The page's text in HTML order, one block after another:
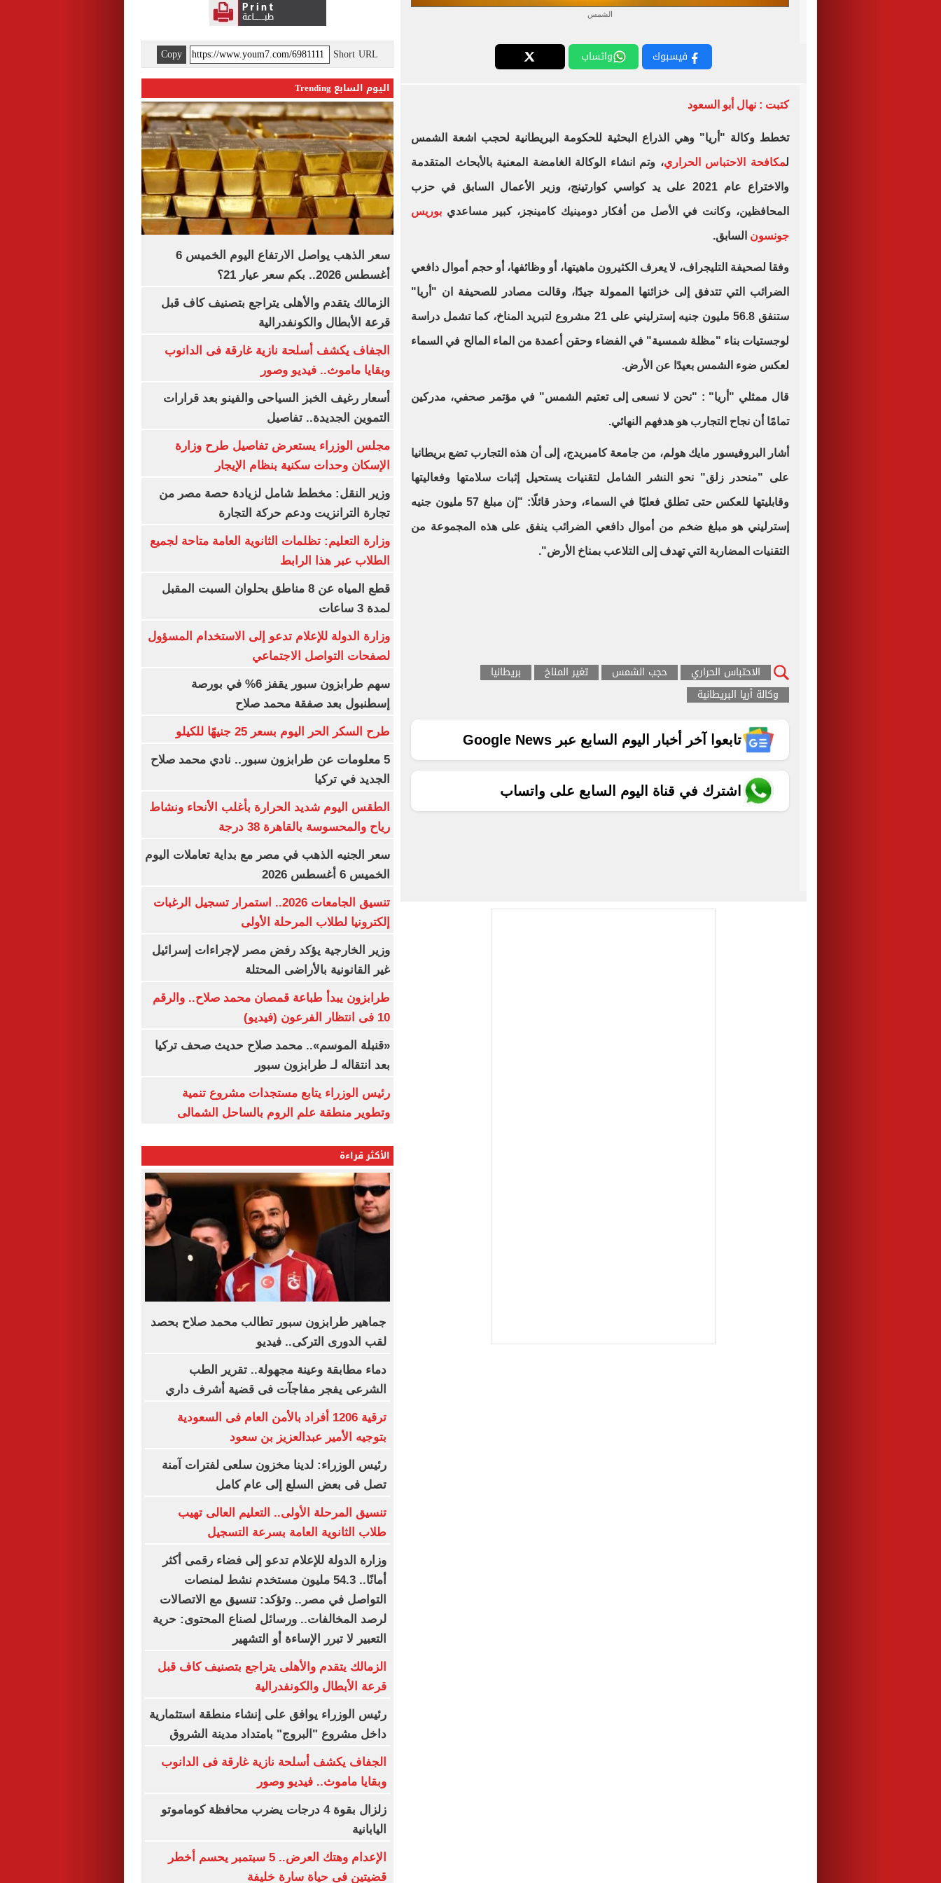
الشمس
فيسبوك واتساب
كتبت : نهال أبو السعود
تخطط وكالة "أريا" وهي الذراع البحثية للحكومة البريطانية لحجب اشعة الشمس
لمكافحة الاحتباس الحراري، وتم انشاء الوكالة الغامضة المعنية بالأبحاث المتقدمة
والاختراع عام 2021 على يد كواسي كوارتينج، وزير الأعمال السابق في حزب
المحافظين، وكانت في الأصل من أفكار دومينيك كامينجز، كبير مساعدي بوريس
جونسون السابق.
وفقا لصحيفة التليجراف، لا يعرف الكثيرون ماهيتها، أو وظائفها، أو حجم أموال دافعي
الضرائب التي تتدفق إلى خزائنها الممولة جيدًا، وقالت مصادر للصحيفة ان "أريا"
ستنفق 56.8 مليون جنيه إسترليني على 21 مشروع لتبريد المناخ، كما تشمل دراسة
لوجستيات بناء "مظلة شمسية" في الفضاء وحقن أعمدة من الماء المالح في السماء
لعكس ضوء الشمس بعيدًا عن الأرض.
قال ممثلي "أريا" : "نحن لا نسعى إلى تعتيم الشمس" في مؤتمر صحفي، مدركين
تمامًا أن نجاح التجارب هو هدفهم النهائي.
أشار البروفيسور مايك هولم، من جامعة كامبريدج، إلى أن هذه التجارب تضع بريطانيا
على "منحدر زلق" نحو النشر الشامل لتقنيات يستحيل إثبات سلامتها وفعاليتها
وقابليتها للعكس حتى تطلق فعليًا في السماء، وحذر قائلًا: "إن مبلغ 57 مليون جنيه
إسترليني هو مبلغ ضخم من أموال دافعي الضرائب ينفق على هذه المجموعة من
التقنيات المضاربة التي تهدف إلى التلاعب بمناخ الأرض".
الاحتباس الحراري حجب الشمس تغير المناخ
بريطانيا
وكالة أريا البريطانية
تابعوا آخر أخبار اليوم السابع عبر Google News
اشترك في قناة اليوم السابع على واتساب
Short URL
Copy
اليوم السابع Trending
سعر الذهب يواصل الارتفاع اليوم الخميس 6
أغسطس 2026.. بكم سعر عيار 21؟
الزمالك يتقدم والأهلى يتراجع بتصنيف كاف قبل
قرعة الأبطال والكونفدرالية
الجفاف يكشف أسلحة نازية غارقة فى الدانوب
وبقايا ماموث.. فيديو وصور
أسعار رغيف الخبز السياحى والفينو بعد قرارات
التموين الجديدة.. تفاصيل
مجلس الوزراء يستعرض تفاصيل طرح وزارة
الإسكان وحدات سكنية بنظام الإيجار
وزير النقل: مخطط شامل لزيادة حصة مصر من
تجارة الترانزيت ودعم حركة التجارة
وزارة التعليم: تظلمات الثانوية العامة متاحة لجميع
الطلاب عبر هذا الرابط
قطع المياه عن 8 مناطق بحلوان السبت المقبل
لمدة 3 ساعات
وزارة الدولة للإعلام تدعو إلى الاستخدام المسؤول
لصفحات التواصل الاجتماعي
سهم طرابزون سبور يقفز 6% في بورصة
إسطنبول بعد صفقة محمد صلاح
طرح السكر الحر اليوم بسعر 25 جنيهًا للكيلو
5 معلومات عن طرابزون سبور.. نادي محمد صلاح
الجديد في تركيا
الطقس اليوم شديد الحرارة بأغلب الأنحاء ونشاط
رياح والمحسوسة بالقاهرة 38 درجة
سعر الجنيه الذهب في مصر مع بداية تعاملات اليوم
الخميس 6 أغسطس 2026
تنسيق الجامعات 2026.. استمرار تسجيل الرغبات
إلكترونيا لطلاب المرحلة الأولى
وزير الخارجية يؤكد رفض مصر لإجراءات إسرائيل
غير القانونية بالأراضى المحتلة
طرابزون يبدأ طباعة قمصان محمد صلاح.. والرقم
10 فى انتظار الفرعون (فيديو)
«قنبلة الموسم».. محمد صلاح حديث صحف تركيا
بعد انتقاله لـ طرابزون سبور
رئيس الوزراء يتابع مستجدات مشروع تنمية
وتطوير منطقة علم الروم بالساحل الشمالى
الأكثر قراءة
جماهير طرابزون سبور تطالب محمد صلاح بحصد
لقب الدورى التركى.. فيديو
دماء مطابقة وعينة مجهولة.. تقرير الطب
الشرعى يفجر مفاجآت فى قضية أشرف داري
ترقية 1206 أفراد بالأمن العام فى السعودية
بتوجيه الأمير عبدالعزيز بن سعود
رئيس الوزراء: لدينا مخزون سلعى لفترات آمنة
تصل فى بعض السلع إلى عام كامل
تنسيق المرحلة الأولى.. التعليم العالى تهيب
طلاب الثانوية العامة بسرعة التسجيل
وزارة الدولة للإعلام تدعو إلى فضاء رقمى أكثر
أمانًا.. 54.3 مليون مستخدم نشط لمنصات
التواصل في مصر.. وتؤكد: تنسيق مع الاتصالات
لرصد المخالفات.. ورسائل لصناع المحتوى: حرية
التعبير لا تبرر الإساءة أو التشهير
الزمالك يتقدم والأهلى يتراجع بتصنيف كاف قبل
قرعة الأبطال والكونفدرالية
رئيس الوزراء يوافق على إنشاء منطقة استثمارية
داخل مشروع "البروج" بامتداد مدينة الشروق
الجفاف يكشف أسلحة نازية غارقة فى الدانوب
وبقايا ماموث.. فيديو وصور
زلزال بقوة 4 درجات يضرب محافظة كوماموتو
اليابانية
الإعدام وهتك العرض.. 5 سبتمبر يحسم أخطر
قضيتين فى حياة سارة خليفة